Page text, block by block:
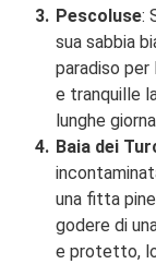
Pescoluse:
sua sabbia
paradiso
e tranquille
lunghe
Baia dei
una fitta
godere di
e protetto,